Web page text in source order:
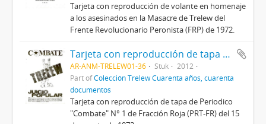
Tarjeta con reproducción de volante en homenaje
a los asesinados en la Masacre de Trelew del
Frente Revolucionario Peronista (FRP) de 1972.
Tarjeta con reproducción de tapa de periódico
AR-ANM-TRELEW01-36 Stuk
2012
Part ofColección Trelew Cuarenta años, cuarenta
documentos
Tarjeta con reproducción de tapa de Periodico
"Combate" N° 1 de Fracción Roja (PRT-FR) del 15